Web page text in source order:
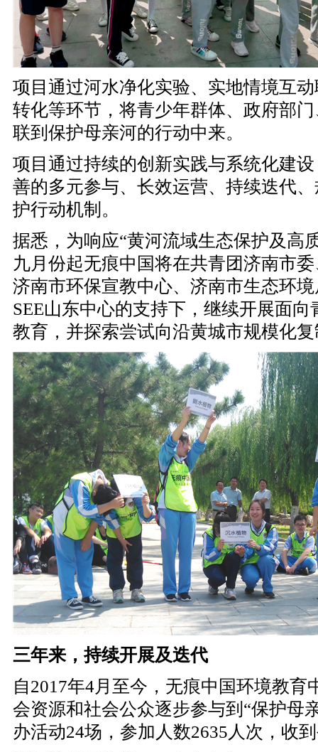
项目通过河水净化实验、实地情境互
转化等环节，将青少年群体、政府部
联到保护母亲河的行动中来。
项目通过持续的创新实践与系统化建
善的多元参与、长效运营、持续迭代
护行动机制。
据悉，为响应“黄河流域生态保护及高
九月份起无痕中国将在共青团济南市
济南市环保宣教中心、济南市生态环
SEE山东中心的支持下，继续开展面
教育，并探索尝试向沿黄城市规模化
三年来，持续开展及迭代
自2017年4月至今，无痕中国环境教育
会资源和社会公众逐步参与到“保护母
办活动24场，参加人数2635人次，收